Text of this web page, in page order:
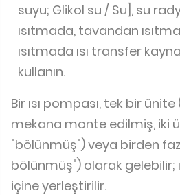
suyu; Glikol su / Su], su
ısıtmada, tavandan
ısıtmada ısı transfer
kullanın.
Bir ısı pompası, tek bir
mekana monte edilmiş, iki
"bölünmüş") veya birden
bölünmüş") olarak gelebilir;
içine yerleştirilir.